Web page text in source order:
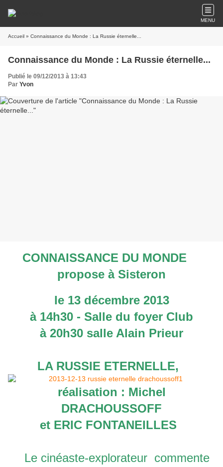
MENU
Accueil » Connaissance du Monde : La Russie éternelle...
Connaissance du Monde : La Russie éternelle...
Publié le 09/12/2013 à 13:43
Par Yvon
CONNAISSANCE DU MONDE
propose à Sisteron
le 13 décembre 2013
à 14h30 - Salle du foyer Club
à 20h30 salle Alain Prieur
LA RUSSIE ETERNELLE,
réalisation : Michel
DRACHOUSSOFF
et ERIC FONTANEILLES
Le cinéaste-explorateur commente